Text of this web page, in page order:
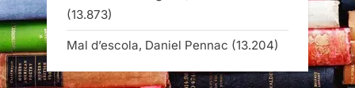
(13.873)
Mal d’escola, Daniel Pennac (13.204)